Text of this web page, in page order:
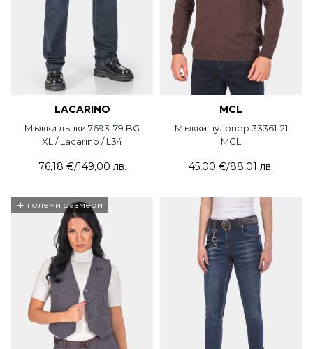
LACARINO
Мъжки дънки 7693-79 BG
XL / Lacarino / L34
76,18 €/149,00 лв.
MCL
Мъжки пуловер 33361-21
MCL
45,00 €/88,01 лв.
+ големи размери